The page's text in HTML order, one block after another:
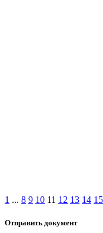
1 ... 8 9 10 11 12 13 14 15
Отправить документ